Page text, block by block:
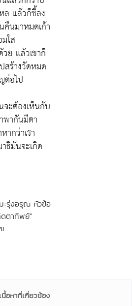
ล แล้วก็ชี้ลง
คืนมาหมดเก้า
ใส
ย แล้วเขาก็
สร้างวัดหมด
ต่อไป
จะต้องเห็นกับ
พากันมีตา
กว่าเรา
ธิมันจะเกิด
ะรุ่งอรุณ หัวข้อ
ดตาทิพย์”
อหาที่เกี่ยวข้อง